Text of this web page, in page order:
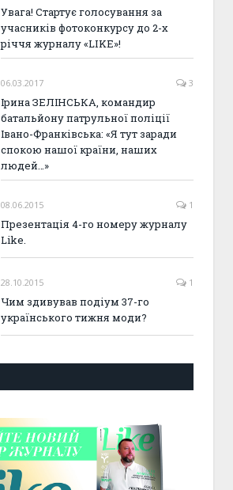
Увага! Стартує голосування за
учасників фотоконкурсу до 2-х
річчя журналу «LIKE»!
06.03.2017 3
Ірина ЗЕЛІНСЬКА, командир
батальйону патрульної поліції
Івано-Франківська: «Я тут заради
спокою нашої країни, наших
людей…»
08.06.2015 1
Презентація 4-го номеру журналу
Like.
28.10.2015 1
Чим здивував подіум 37-го
українського тижня моди?